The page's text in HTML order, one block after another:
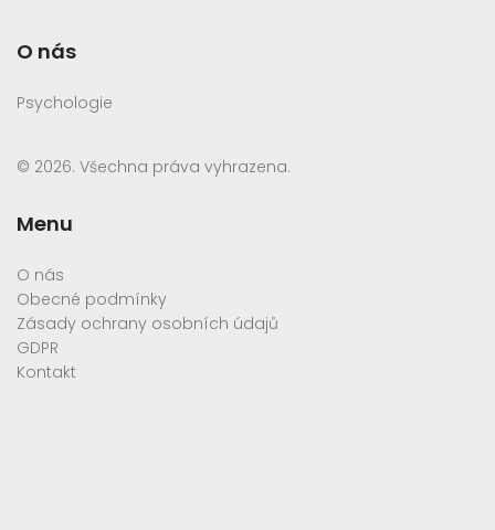
O nás
Psychologie
© 2026. Všechna práva vyhrazena.
Menu
O nás
Obecné podmínky
Zásady ochrany osobních údajů
GDPR
Kontakt